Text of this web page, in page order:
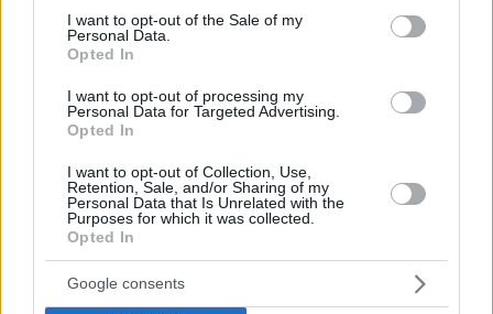
consent section.
I want to opt-out of the Sale of my
Personal Data.
Opted In
I want to opt-out of processing my
Personal Data for Targeted Advertising.
Opted In
I want to opt-out of Collection, Use,
Retention, Sale, and/or Sharing of my
Personal Data that Is Unrelated with the
Purposes for which it was collected.
Opted In
Google consents
konyhasziget, színes részletek